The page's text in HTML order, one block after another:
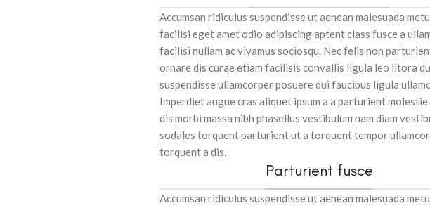
Accumsan ridiculus suspendisse ut aenean malesuada
facilisi eget amet odio adipiscing aptent class fusce a
facilisi nullam ac vivamus sociosqu. Nec felis non
ornare dis curae etiam facilisis convallis ligula leo litora
suspendisse ullamcorper posuere dui faucibus ligula
Imperdiet augue cras aliquet ipsum a a parturient molestie
dis morbi massa nibh phasellus vestibulum nam diam
sodales torquent parturient ut a torquent tempor
torquent a dis.
Parturient fusce
Accumsan ridiculus suspendisse ut aenean malesuada